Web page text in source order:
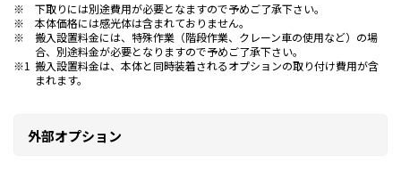
※
下取りには別途費用が必要となますので予めご了承下さい。
※
本体価格には感光体は含まれておりません。
※
搬入設置料金には、特殊作業（階段作業、クレーン車の使用など）の場
合、別途料金が必要となりますので予めご了承下さい。
※1 搬入設置料金は、本体と同時装着されるオプションの取り付け費用が含
まれます。
外部オプション